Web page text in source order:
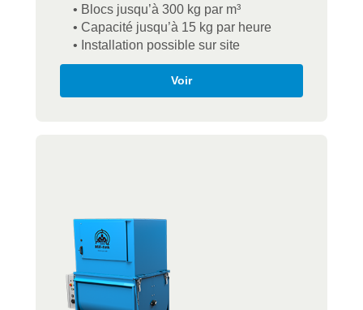
• Blocs jusqu’à 300 kg par m³
• Capacité jusqu’à 15 kg par heure
• Installation possible sur site
Voir